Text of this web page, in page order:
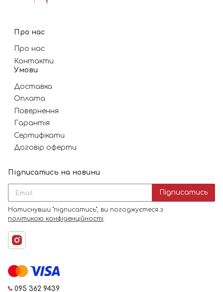
Про нас
Про нас
Контакти
Умови
Доставка
Оплата
Повернення
Гарантія
Сертифікати
Договір оферти
Підписатись на новини
Підписатись
Натиснувши "підписатись", ви погоджуєтеся з
політикою конфіденційності.
095 362 9439